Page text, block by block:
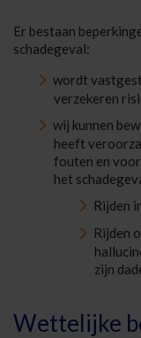
Er bestaan
schadegeval:
wordt
verzekeren
wij kunnen
heeft
fouten en
het
Rijden
Rijden
zijn
Wettelijke